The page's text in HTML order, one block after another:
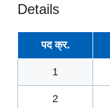
Details
पद क्र.
1
2